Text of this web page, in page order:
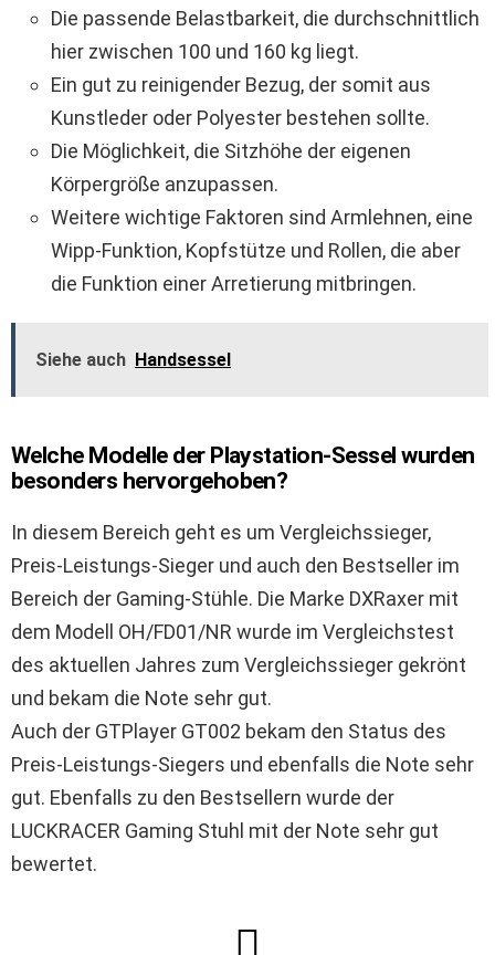
Die passende Belastbarkeit, die durchschnittlich
hier zwischen 100 und 160 kg liegt.
Ein gut zu reinigender Bezug, der somit aus
Kunstleder oder Polyester bestehen sollte.
Die Möglichkeit, die Sitzhöhe der eigenen
Körpergröße anzupassen.
Weitere wichtige Faktoren sind Armlehnen, eine
Wipp-Funktion, Kopfstütze und Rollen, die aber
die Funktion einer Arretierung mitbringen.
Siehe auch Handsessel
Welche Modelle der Playstation-Sessel wurden
besonders hervorgehoben?
In diesem Bereich geht es um Vergleichssieger,
Preis-Leistungs-Sieger und auch den Bestseller im
Bereich der Gaming-Stühle. Die Marke DXRaxer mit
dem Modell OH/FD01/NR wurde im Vergleichstest
des aktuellen Jahres zum Vergleichssieger gekrönt
und bekam die Note sehr gut.
Auch der GTPlayer GT002 bekam den Status des
Preis-Leistungs-Siegers und ebenfalls die Note sehr
gut. Ebenfalls zu den Bestsellern wurde der
LUCKRACER Gaming Stuhl mit der Note sehr gut
bewertet.